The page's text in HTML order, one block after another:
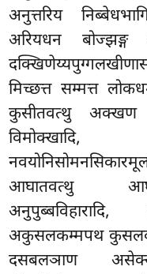
अनुत्तरिय
अरियधन बोज्झङ्ग
मिच्छत्त सम्मत्त
कुसीतवत्थु अक्खण
विमोक्खादि,
आघातवत्थु
अकुसलकम्मपथ
दसबलञाण